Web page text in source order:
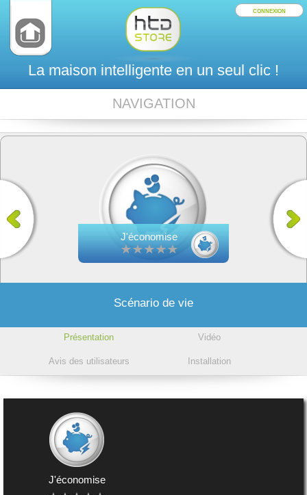
La maison intelligente en un seul clic !
CONNEXION
NAVIGATION
J'économise
Scénario de vie
Présentation Vidéo
Avis des utilisateurs Installation
J'économise